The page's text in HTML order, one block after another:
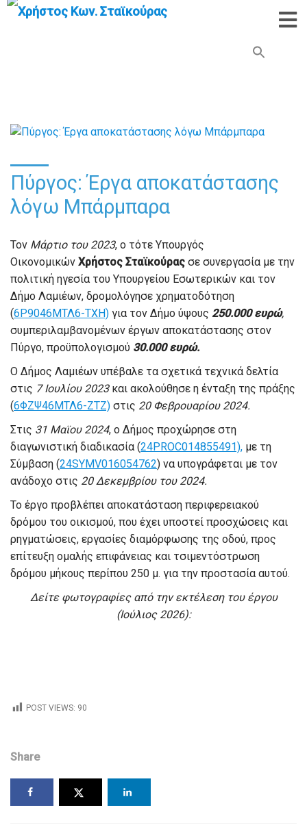
Πύργος: Έργα αποκατάστασης
λόγω Μπάρμπαρα
Τον Μάρτιο του 2023, ο τότε Υπουργός
Οικονομικών Χρήστος Σταϊκούρας σε συνεργασία με την
πολιτική ηγεσία του Υπουργείου Εσωτερικών και τον
Δήμο Λαμιέων, δρομολόγησε χρηματοδότηση
(6Ρ9046ΜΤΛ6-ΤΧΗ) για τον Δήμο ύψους 250.000 ευρώ,
συμπεριλαμβανομένων έργων αποκατάστασης στον
Πύργο, προϋπολογισμού 30.000 ευρώ.
Ο Δήμος Λαμιέων υπέβαλε τα σχετικά τεχνικά δελτία
στις 7 Ιουλίου 2023και ακολούθησε η ένταξη της πράξης
(6ΦΖΨ46ΜΤΛ6-ΖΤΖ) στις 20 Φεβρουαρίου 2024.
Στις 31 Μαϊου 2024, ο Δήμος προχώρησε στη
διαγωνιστική διαδικασία (24PROC014855491), με τη
Σύμβαση (24SYMV016054762) να υπογράφεται με τον
ανάδοχο στις 20 Δεκεμβρίου του 2024.
Το έργο προβλέπει αποκατάσταση περιφερειακού
δρόμου του οικισμού, που έχει υποστεί προσχώσεις και
ρηγματώσεις, εργασίες διαμόρφωσης της οδού, προς
επίτευξη ομαλής επιφάνειας και τσιμεντόστρωση
δρόμου μήκους περίπου 250 μ. για την προστασία αυτού.
Δείτε φωτογραφίες από την εκτέλεση του έργου
(Ιούλιος 2026):
POST VIEWS: 90
Share